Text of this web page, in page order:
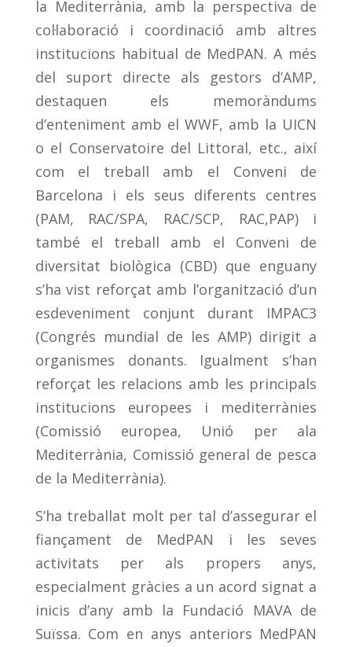
la Mediterrània, amb la perspectiva de
col·laboració i coordinació amb altres
institucions habitual de MedPAN. A més
del suport directe als gestors d’AMP,
destaquen els memoràndums
d’enteniment amb el WWF, amb la UICN
o el Conservatoire del Littoral, etc., així
com el treball amb el Conveni de
Barcelona i els seus diferents centres
(PAM, RAC/SPA, RAC/SCP, RAC,PAP) i
també el treball amb el Conveni de
diversitat biològica (CBD) que enguany
s’ha vist reforçat amb l’organització d’un
esdeveniment conjunt durant IMPAC3
(Congrés mundial de les AMP) dirigit a
organismes donants. Igualment s’han
reforçat les relacions amb les principals
institucions europees i mediterrànies
(Comissió europea, Unió per ala
Mediterrània, Comissió general de pesca
de la Mediterrània).
S’ha treballat molt per tal d’assegurar el
fiançament de MedPAN i les seves
activitats per als propers anys,
especialment gràcies a un acord signat a
inicis d’any amb la Fundació MAVA de
Suïssa. Com en anys anteriors MedPAN